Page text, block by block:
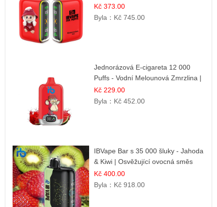
příchuť
Kč 373.00
Byla： Kč 745.00
Jednorázová E-cigareta 12 000
Puffs - Vodní Melounová Zmrzlina |
Letní dezertní příchuť
Kč 229.00
Byla： Kč 452.00
IBVape Bar s 35 000 šluky - Jahoda
& Kiwi | Osvěžující ovocná směs
Kč 400.00
Byla： Kč 918.00